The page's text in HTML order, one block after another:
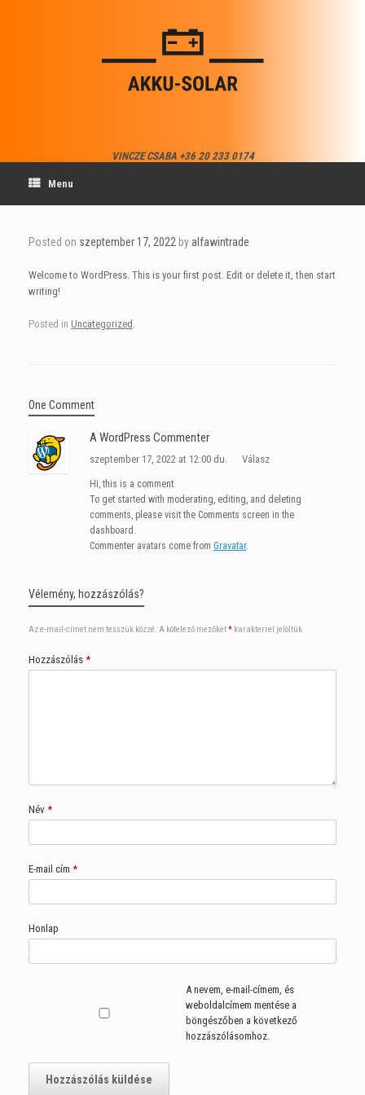
VINCZE CSABA +36 20 233 0174
Menu
Posted on szeptember 17, 2022 by alfawintrade
Welcome to WordPress. This is your first post. Edit or delete it, then start
writing!
Posted in Uncategorized
One Comment
A WordPress Commenter
szeptember 17, 2022 at 12:00 du. Válasz
Hi, this is a comment.
To get started with moderating, editing, and deleting
comments, please visit the Comments screen in the
dashboard.
Commenter avatars come from Gravatar.
Vélemény, hozzászólás?
Az e-mail-címet nem tesszük közzé. A kötelező mezőket* karakterrel jelöltük
Hozzászólás *
Név *
E-mail cím *
Honlap
A nevem, e-mail-címem, és
weboldalcímem mentése a
böngészőben a következő
hozzászólásomhoz.